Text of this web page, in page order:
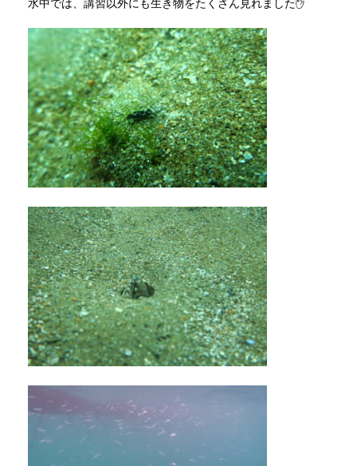
水中では、講習以外にも生き物をたくさん見れました✋